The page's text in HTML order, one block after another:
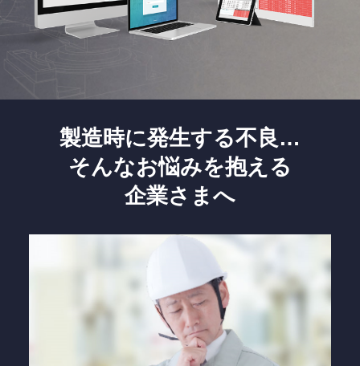
働く人の安全をサポート 安全運転支援サービス
Recruit 採用情報
What's New 新着情報
Investor
Relations
Contact お問い合わせ
製造時に発生する不良…
そんなお悩みを抱える
企業さまへ